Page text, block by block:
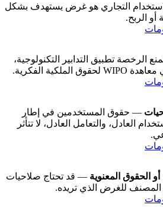
التجاري هو غرض يستهدف بشكل
أو الربح.
الرخصة تطبيق التدابير التكنولوجية،
— حقوق المستخدمين في إطار
العادل، والتعامل العادل، لا تتأثر
الحقوق المعنوية — قد تحتاج صلاحيات
المصنف للغرض الذي تريده.